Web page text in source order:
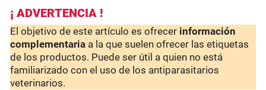
¡ ADVERTENCIA !
El objetivo de este artículo es ofrecer información
complementaria a la que suelen ofrecer las etiquetas
de los productos. Puede ser útil a quien no está
familiarizado con el uso de los antiparasitarios
veterinarios.